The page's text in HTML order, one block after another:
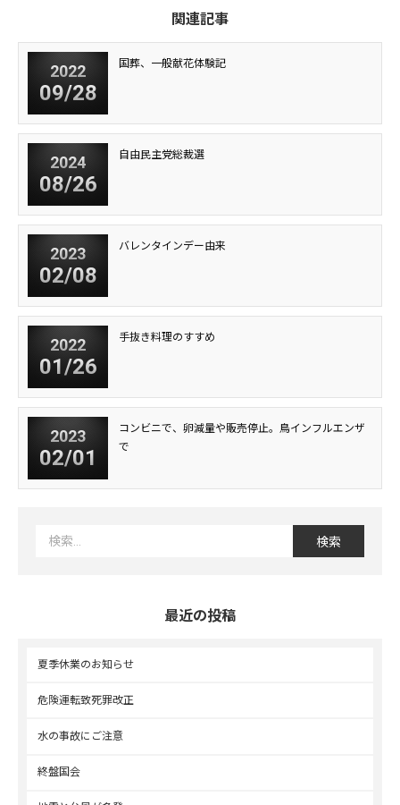
関連記事
2022
09/28
国葬、一般献花体験記
2024
08/26
自由民主党総裁選
2023
02/08
バレンタインデー由来
2022
01/26
手抜き料理のすすめ
2023
02/01
コンビニで、卵減量や販売停止。鳥インフルエンザ
で
最近の投稿
夏季休業のお知らせ
危険運転致死罪改正
水の事故にご注意
終盤国会